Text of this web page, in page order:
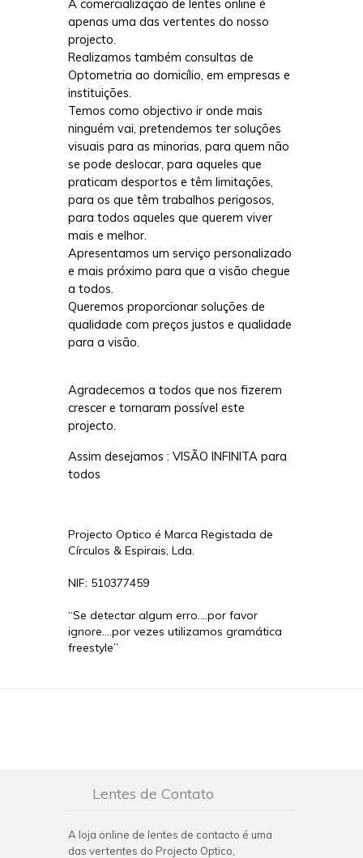
A comercialização de lentes online é
apenas uma das vertentes do nosso
projecto.
Realizamos também consultas de
Optometria ao domicílio, em empresas e
instituições.
Temos como objectivo ir onde mais
ninguém vai, pretendemos ter soluções
visuais para as minorias, para quem não
se pode deslocar, para aqueles que
praticam desportos e têm limitações,
para os que têm trabalhos perigosos,
para todos aqueles que querem viver
mais e melhor.
Apresentamos um serviço personalizado
e mais próximo para que a visão chegue
a todos.
Queremos proporcionar soluções de
qualidade com preços justos e qualidade
para a visão.
Agradecemos a todos que nos fizerem
crescer e tornaram possível este
projecto.
Assim desejamos : VISÃO INFINITA para
todos
Projecto Optico é Marca Registada de
Círculos & Espirais, Lda.
NIF: 510377459
“Se detectar algum erro....por favor
ignore....por vezes utilizamos gramática
freestyle”
Lentes de Contato
A loja online de lentes de contacto é uma
das vertentes do Projecto Optico,